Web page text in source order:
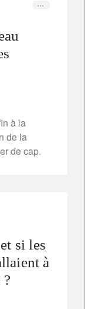
à la
de la
de cap.
si les
à